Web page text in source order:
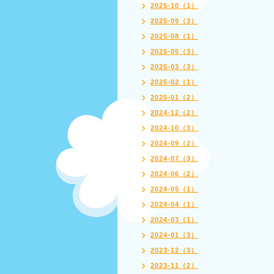
2025-10（1）
2025-09（3）
2025-08（1）
2025-05（3）
2025-03（3）
2025-02（1）
2025-01（2）
2024-12（2）
2024-10（3）
2024-09（2）
2024-07（3）
2024-06（2）
2024-05（1）
2024-04（1）
2024-03（1）
2024-01（3）
2023-12（3）
2023-11（2）